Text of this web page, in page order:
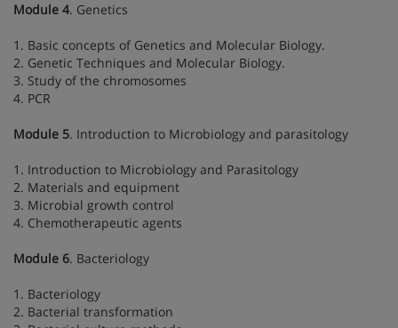
Module 4. Genetics
1. Basic concepts of Genetics and Molecular Biology.
2. Genetic Techniques and Molecular Biology.
3. Study of the chromosomes
4. PCR
Module 5. Introduction to Microbiology and parasitology
1. Introduction to Microbiology and Parasitology
2. Materials and equipment
3. Microbial growth control
4. Chemotherapeutic agents
Module 6. Bacteriology
1. Bacteriology
2. Bacterial transformation